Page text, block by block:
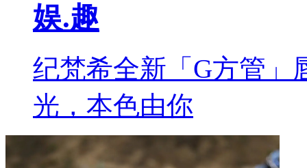
娱.趣
纪梵希全新「G方管」
光，本色由你